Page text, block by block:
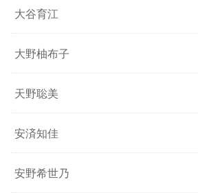
大谷育江
大野柚布子
天野聡美
安済知佳
安野希世乃